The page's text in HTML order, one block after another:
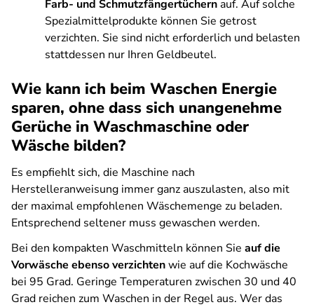
Farb- und Schmutzfängertüchernauf. Auf solche
Spezialmittelprodukte können Sie getrost
verzichten. Sie sind nicht erforderlich und belasten
stattdessen nur Ihren Geldbeutel.
Wie kann ich beim Waschen Energie
sparen, ohne dass sich unangenehme
Gerüche in Waschmaschine oder
Wäsche bilden?
Es empfiehlt sich, die Maschine nach
Herstelleranweisung immer ganz auszulasten, also mit
der maximal empfohlenen Wäschemenge zu beladen.
Entsprechend seltener muss gewaschen werden.
Bei den kompakten Waschmitteln können Sie auf die
Vorwäsche ebenso verzichtenwie auf die Kochwäsche
bei 95 Grad. Geringe Temperaturen zwischen 30 und 40
Grad reichen zum Waschen in der Regel aus. Wer das